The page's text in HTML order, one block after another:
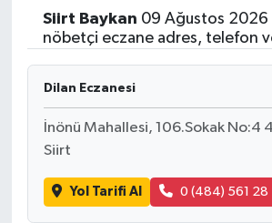
Siirt Baykan 09 Ağustos 2026
nöbetçi eczane adres, telefon
Dilan Eczanesi
İnönü Mahallesi, 106.Sokak No:4
Siirt
Yol Tarifi Al 0 (484) 561 28
Yaşam